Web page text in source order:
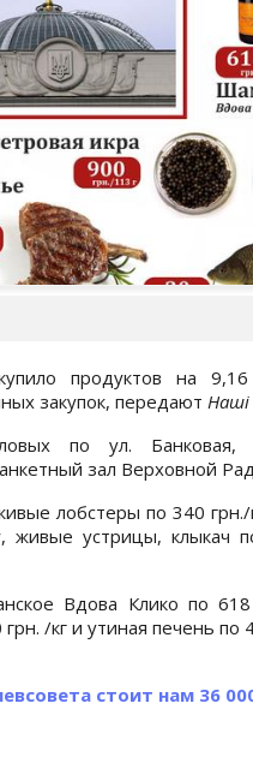
продуктов на
закупок, передают
по ул. Банковая,
зал Верховной
лобстеры по 340 грн./
живые устрицы, клыкач
Вдова Клико по
/кг и утиная печень по
стоит нам 36